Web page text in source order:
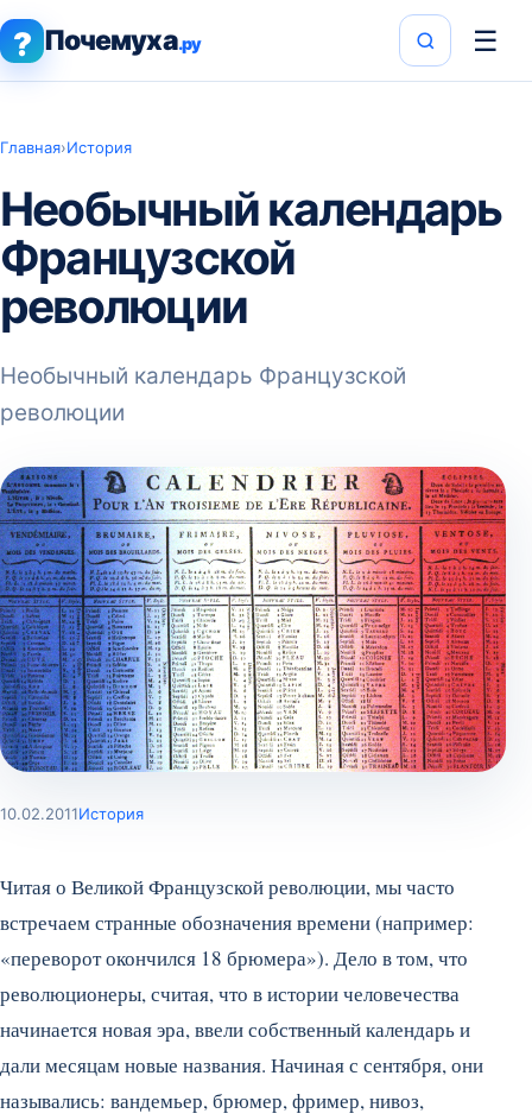
? Почемуха.ру ☰
Главная›История
Необычный календарь
Французской
революции
Необычный календарь Французской
революции
10.02.2011История
Читая о Великой Французской революции, мы часто
встречаем странные обозначения времени (например:
«переворот окончился 18 брюмера»). Дело в том, что
революционеры, считая, что в истории человечества
начинается новая эра, ввели собственный календарь и
дали месяцам новые названия. Начиная с сентября, они
назывались: вандемьер, брюмер, фример, нивоз,